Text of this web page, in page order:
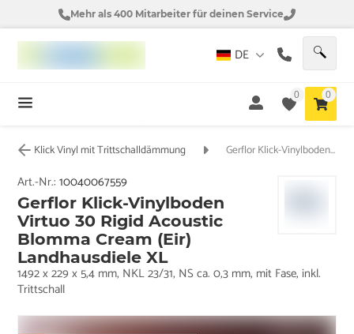
Mehr als 400 Mitarbeiter für deinen Service
DE
0 0
Klick Vinyl mit Trittschalldämmung Gerflor Klick-Vinylboden Virtuo 30 Rigid Acoustic Blomma Cream (Eir) Landhausdiele XL
Art.-Nr.:10040067559
Gerflor Klick-Vinylboden
Virtuo 30 Rigid Acoustic
Blomma Cream (Eir)
Landhausdiele XL
1492 x 229 x 5,4 mm, NKL 23/31, NS ca. 0,3 mm, mit Fase, inkl.
Trittschall